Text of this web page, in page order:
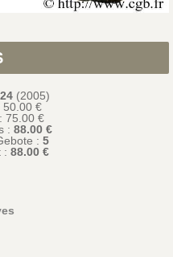
(2005)
50.00 €
75.00€
: 88.00 €
: 5
: 88.00 €